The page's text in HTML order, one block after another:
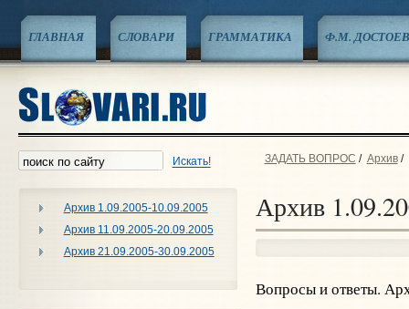
ГЛАВНАЯ СЛОВАРИ ГРАММАТИКА Ф.М.
Искать!
Архив 1.09.2005-10.09.2005
Архив 11.09.2005-20.09.2005
Архив 21.09.2005-30.09.2005
ЗАДАТЬ ВОПРОС / Архив/
Архив
Вопросы и ответы.